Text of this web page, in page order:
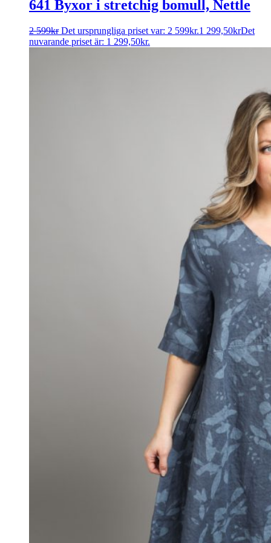
641 Byxor i stretchig bomull, Nettle
2 599kr Det ursprungliga priset var: 2 599kr.1 299,50krDet
nuvarande priset är: 1 299,50kr.